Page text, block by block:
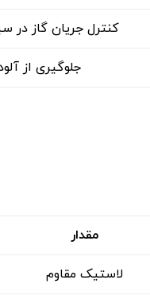
کنترل جریان گاز در
جلوگیری از
مقدار
لاستیک مقاوم